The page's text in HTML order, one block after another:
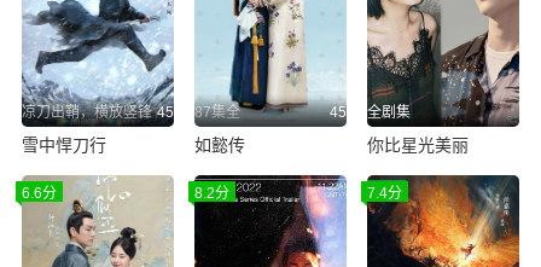
凉刀出鞘，横放竖锋 45
雪中悍刀行
87集全 45
如懿传
全剧集
你比星光美丽
6.6分 8.2分 7.4分